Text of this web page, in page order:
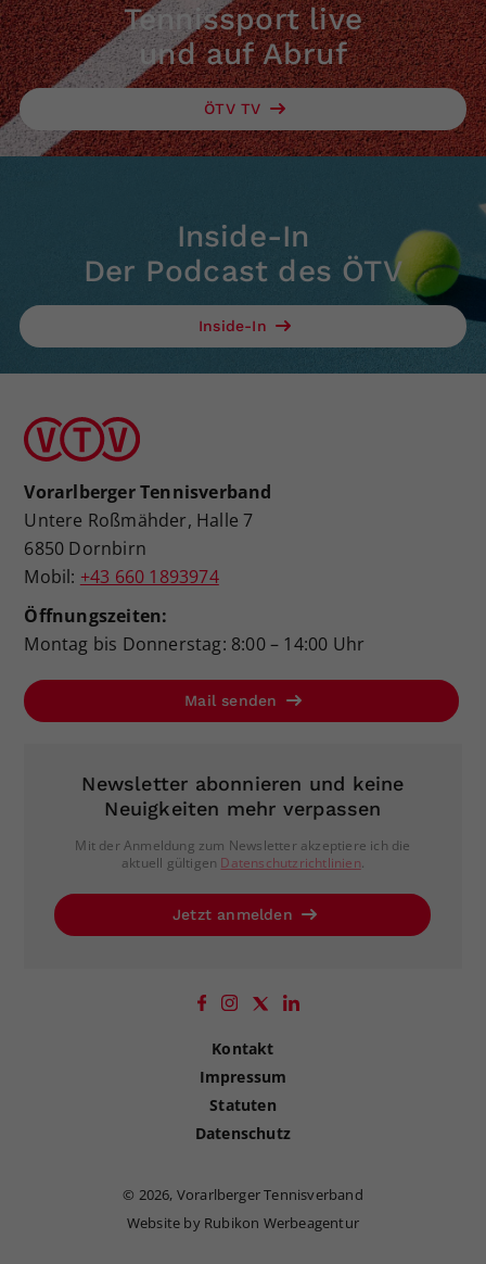
Tennissport live
und auf Abruf
ÖTV TV
Inside-In
Der Podcast des ÖTV
Inside-In
Vorarlberger Tennisverband
Untere Roßmähder, Halle 7
6850 Dornbirn
Mobil: +43 660 1893974
Öffnungszeiten:
Montag bis Donnerstag: 8:00 – 14:00 Uhr
Mail senden
Newsletter abonnieren und keine
Neuigkeiten mehr verpassen
Mit der Anmeldung zum Newsletter akzeptiere ich die
aktuell gültigen Datenschutzrichtlinien.
Jetzt anmelden
Kontakt
Impressum
Statuten
Datenschutz
© 2026, Vorarlberger Tennisverband
Website by Rubikon Werbeagentur